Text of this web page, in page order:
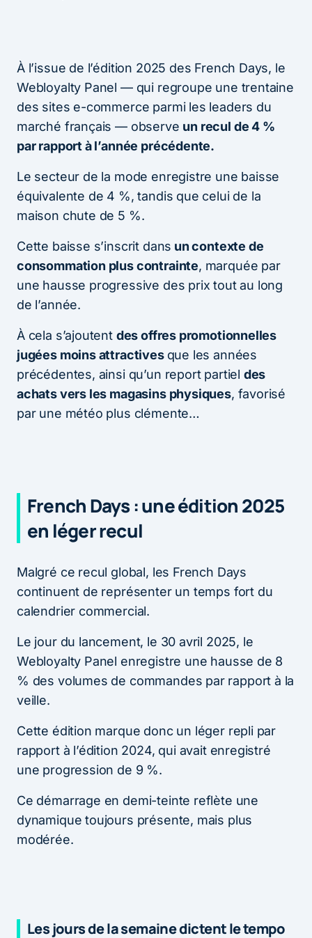
À l’issue de l’édition 2025 des French Days, le
Webloyalty Panel — qui regroupe une trentaine
des sites e-commerce parmi les leaders du
marché français — observe un recul de 4 %
par rapport à l’année précédente.
Le secteur de la mode enregistre une baisse
équivalente de 4 %, tandis que celui de la
maison chute de 5 %.
Cette baisse s’inscrit dans un contexte de
consommation plus contrainte, marquée par
une hausse progressive des prix tout au long
de l’année.
À cela s’ajoutent des offres promotionnelles
jugées moins attractives que les années
précédentes, ainsi qu’un report partiel des
achats vers les magasins physiques, favorisé
par une météo plus clémente…
French Days : une édition 2025
en léger recul
Malgré ce recul global, les French Days
continuent de représenter un temps fort du
calendrier commercial.
Le jour du lancement, le 30 avril 2025, le
Webloyalty Panel enregistre une hausse de 8
% des volumes de commandes par rapport à la
veille.
Cette édition marque donc un léger repli par
rapport à l’édition 2024, qui avait enregistré
une progression de 9 %.
Ce démarrage en demi-teinte reflète une
dynamique toujours présente, mais plus
modérée.
Les jours de la semaine dictent le tempo